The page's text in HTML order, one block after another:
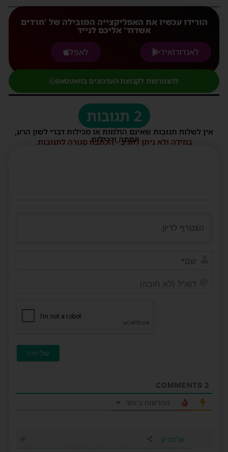
הורידו עכשיו את האפליקצייה המובילה של 'חרדים
אשדוד' אליכם לנייד
לאנדורואיד
לאפל
להצטרפות לקבוצת העדכונים בוואטסאפ
2 תגובות
אין לשלוח תגובות שאינם הולמות או מכילות דברי לשון הרע,
הסתה ורכילות.
במידה ולא ניתן להגיב - הכתבה סגורה לתגובות.
2
החדשות ביותר
ש"סניק